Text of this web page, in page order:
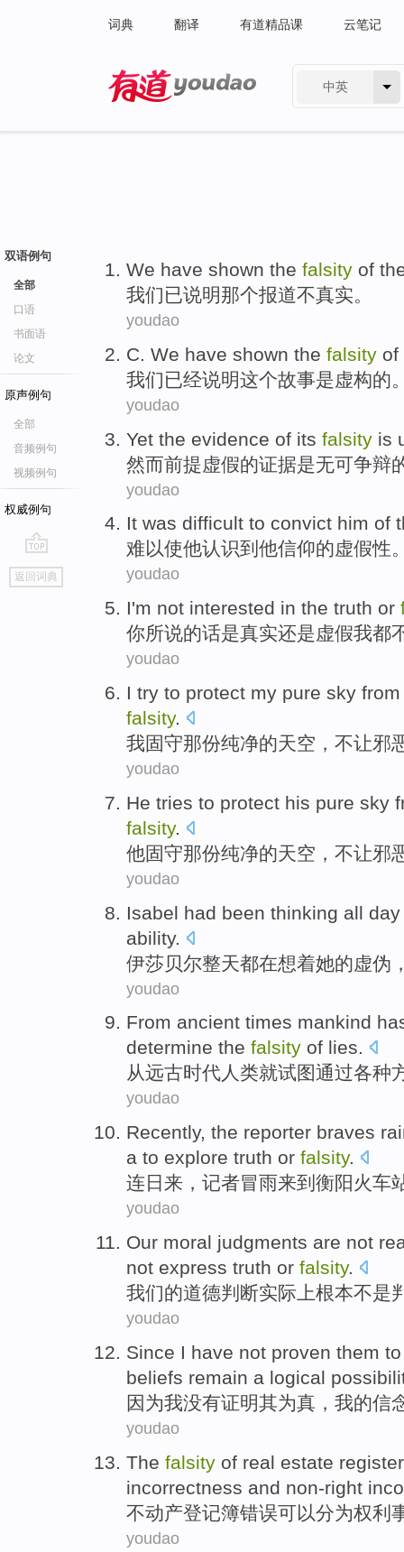
词典 翻译 有道精品课 云笔记
中英
双语例句
全部
口语
书面语
论文
原声例句
全部
音频例句
视频例句
权威例句
go
top
返回词典
We have shown the falsity of
我们已说明那个报道不真实。
youdao
C. We have shown the falsity of
我们已经说明这个故事是虚构的
youdao
Yet the evidence of its falsity is
然而前提虚假的证据是无可争辩
youdao
It was difficult to convict him of
难以使他认识到 他信仰的虚假性
youdao
I'm not interested in the truth or
你所说的话是真实还是虚假我都
youdao
I try to protect my pure sky from
falsity.
我固守那份纯净的天空 ，不让邪
youdao
He tries to protect his pure sky
falsity.
他固守那份纯净的天空 ，不让邪
youdao
Isabel had been thinking all day
ability.
伊莎贝尔整天都在想着她的虚伪
youdao
From ancient times mankind
determine the falsity of lies.
从远古时代人类就试图通过各种
youdao
Recently, the reporter braves
a to explore truth or falsity.
连日来， 记者冒雨来到 衡阳 火车
youdao
Our moral judgments are not
not express truth or falsity.
我们的道德判断实际上根本不是
youdao
Since I have not proven them
beliefs remain a logical
因为我没有证明其为真 ， 我的信
youdao
The falsity of real estate
incorrectness and non-right
不动产登记簿错误可以分为权利
youdao